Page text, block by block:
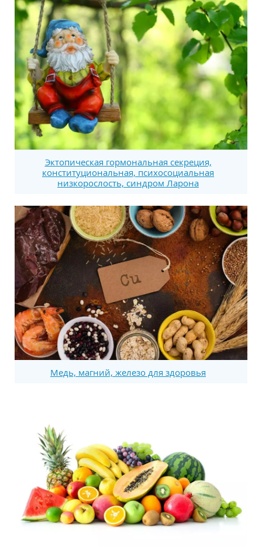
Эктопическая гормональная секреция,
конституциональная, психосоциальная
низкорослость, синдром Ларона
Медь, магний, железо для здоровья